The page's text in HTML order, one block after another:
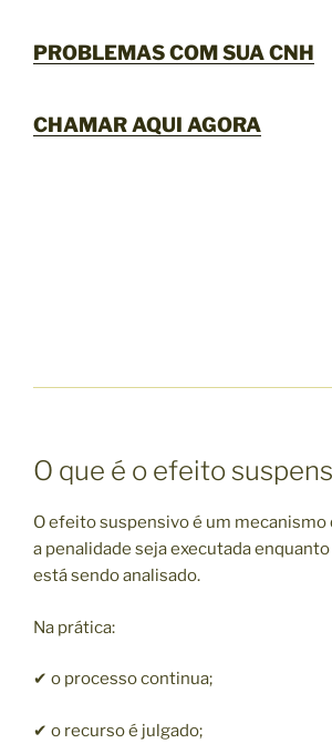
PROBLEMAS COM SUA CNH
CHAMAR AQUI AGORA
O que é o efeito
O efeito suspensivo é um mecanismo
a penalidade seja executada
está sendo analisado.
Na prática:
✔ o processo continua;
✔ o recurso é julgado;